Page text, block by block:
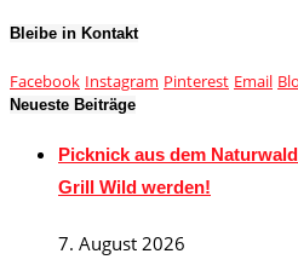
Bleibe in Kontakt
Facebook Instagram Pinterest Email
Neueste Beiträge
Picknick aus dem
Grill Wild werden!
7. August 2026